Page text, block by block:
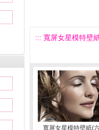
::: 寬屏女星模特壁
寬屏女星模特壁紙(